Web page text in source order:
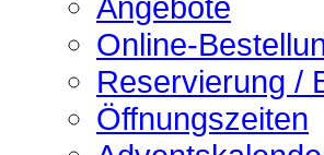
Online-
Reservierung /
Öffnungszeiten